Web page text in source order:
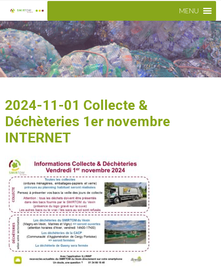
MENU
2024-11-01 Collecte &
Déchèteries 1er novembre
INTERNET